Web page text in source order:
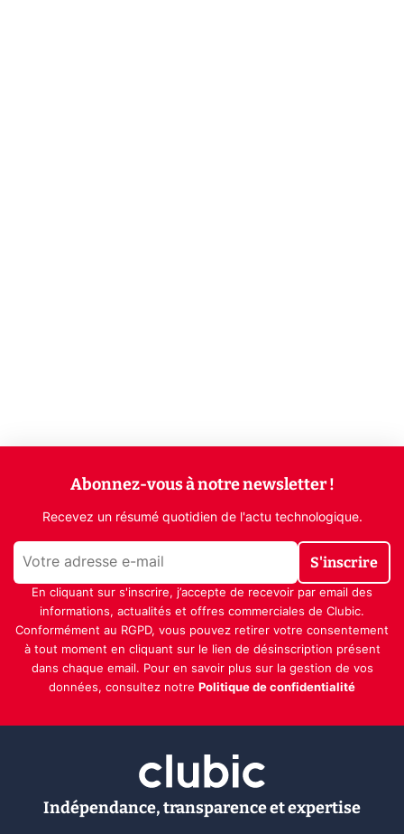
Abonnez-vous à notre newsletter !
Recevez un résumé quotidien de l'actu technologique.
S'inscrire
En cliquant sur s'inscrire, j’accepte de recevoir par email des
informations, actualités et offres commerciales de Clubic.
Conformément au RGPD, vous pouvez retirer votre consentement
à tout moment en cliquant sur le lien de désinscription présent
dans chaque email. Pour en savoir plus sur la gestion de vos
données, consultez notre Politique de confidentialité
Indépendance, transparence et expertise